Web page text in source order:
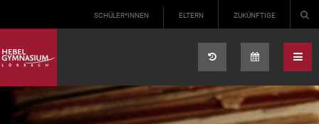
SCHÜLER*INNEN ELTERN ZUKÜNFTIGE